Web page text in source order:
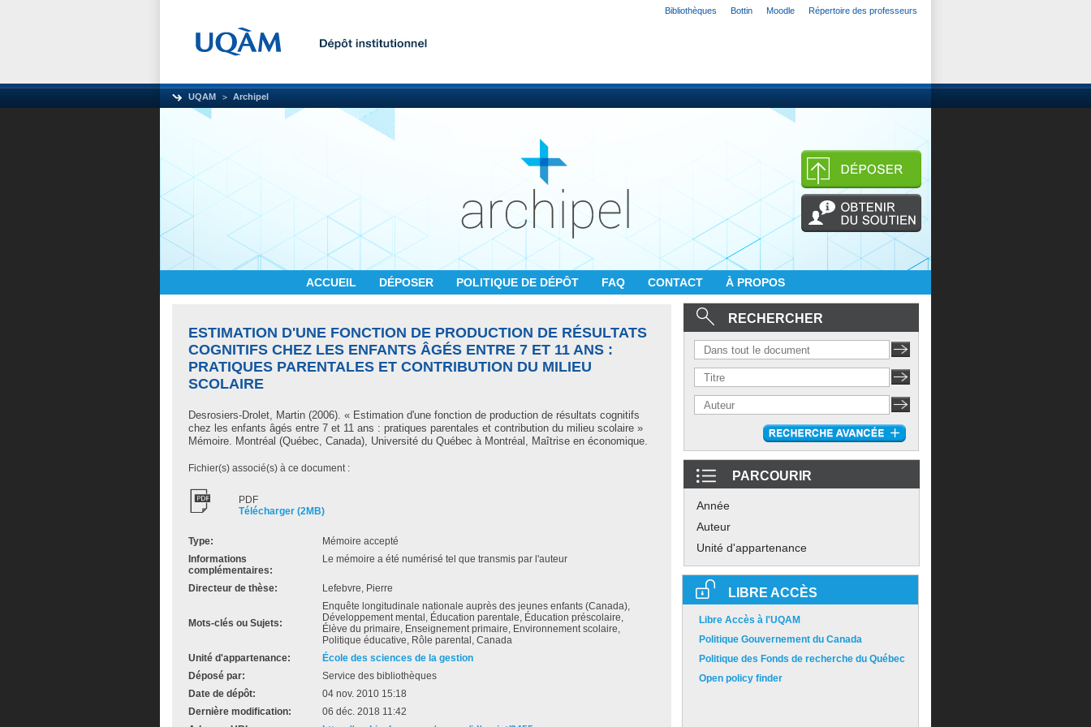
Bibliothèques Bottin Moodle Répertoire des professeurs
UQAM Archipel
ACCUEIL DÉPOSER POLITIQUE DE DÉPÔT FAQ CONTACT À PROPOS
ESTIMATION D'UNE FONCTION DE PRODUCTION DE RÉSULTATS
COGNITIFS CHEZ LES ENFANTS ÂGÉS ENTRE 7 ET 11 ANS :
PRATIQUES PARENTALES ET CONTRIBUTION DU MILIEU
SCOLAIRE
Desrosiers-Drolet, Martin (2006). « Estimation d'une fonction de production de résultats cognitifs
chez les enfants âgés entre 7 et 11 ans : pratiques parentales et contribution du milieu scolaire »
Mémoire. Montréal (Québec, Canada), Université du Québec à Montréal, Maîtrise en économique.
Fichier(s) associé(s) à ce document :
PDF
Télécharger (2MB)
Type:
Mémoire accepté
Informations
complémentaires:
Le mémoire a été numérisé tel que transmis par l'auteur
Directeur de thèse: Lefebvre, Pierre
Mots-clés ou Sujets:
Enquête longitudinale nationale auprès des jeunes enfants (Canada),
Développement mental, Éducation parentale, Éducation préscolaire,
Élève du primaire, Enseignement primaire, Environnement scolaire,
Politique éducative, Rôle parental, Canada
Unité d'appartenance:
École des sciences de la gestion
Déposé par:
Service des bibliothèques
Date de dépôt:
04 nov. 2010 15:18
Dernière modification:
06 déc. 2018 11:42
RECHERCHER
PARCOURIR
Année
Auteur
Unité d'appartenance
LIBRE ACCÈS
Libre Accès à l'UQAM
Politique Gouvernement du Canada
Politique des Fonds de recherche du Québec
Open policy finder